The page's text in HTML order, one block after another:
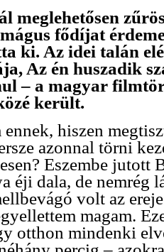
meglehetősen
fődíjat
ki. Az idei talán
Az én huszadik
– a magyar
került.
hiszen
azonnal törni
Eszembe jutott
éji dala, de nemrég
volt az ereje
magam.
otthon mindenki